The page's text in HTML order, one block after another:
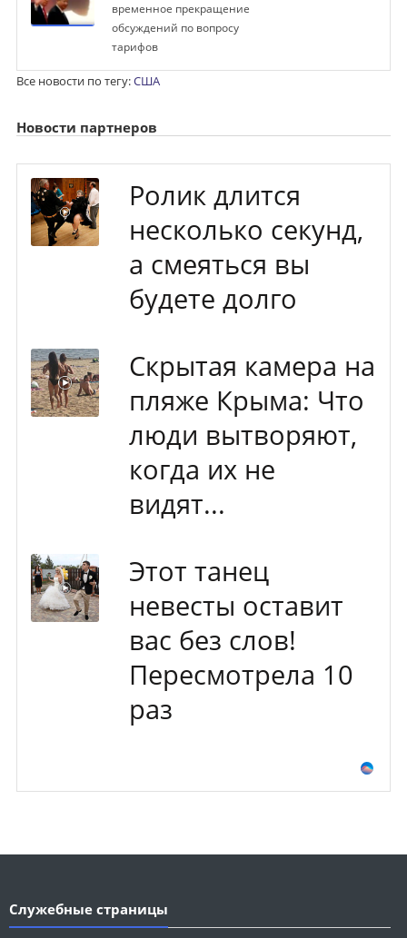
временное прекращение
обсуждений по вопросу
тарифов
Все новости по тегу:США
Новости партнеров
Ролик длится
несколько секунд,
а смеяться вы
будете долго
Скрытая камера на
пляже Крыма: Что
люди вытворяют,
когда их не
видят...
Этот танец
невесты оставит
вас без слов!
Пересмотрела 10
раз
Служебные страницы